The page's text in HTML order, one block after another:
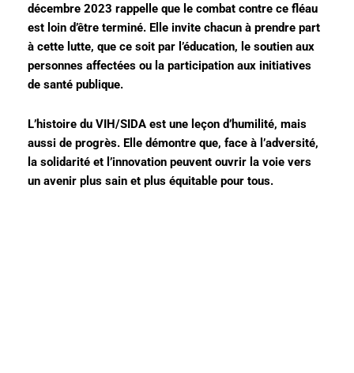
décembre 2023 rappelle que le combat contre ce fléau
est loin d’être terminé. Elle invite chacun à prendre part
à cette lutte, que ce soit par l’éducation, le soutien aux
personnes affectées ou la participation aux initiatives
de santé publique.
L’histoire du VIH/SIDA est une leçon d’humilité, mais
aussi de progrès. Elle démontre que, face à l’adversité,
la solidarité et l’innovation peuvent ouvrir la voie vers
un avenir plus sain et plus équitable pour tous.